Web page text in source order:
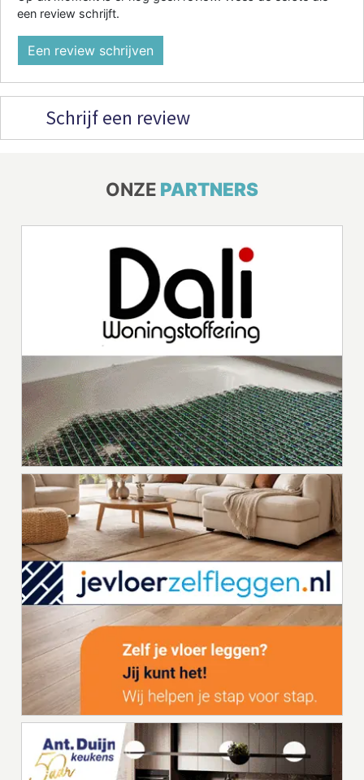
een review schrijft.
Een review schrijven
Schrijf een review
ONZE PARTNERS